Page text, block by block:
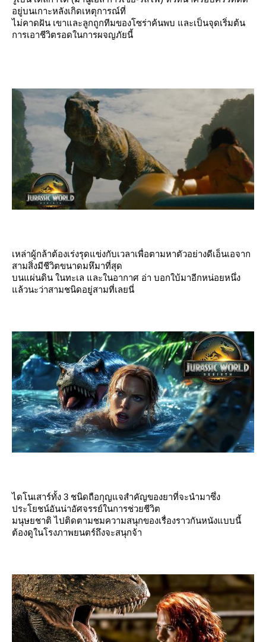
อยู่บนเกาะหลังเกิดเหตุการณ์ที่
ไม่คาดฝัน เขาและลูกถูกทีมของโซร่าค้นพบ และเป็นจุดเริ่มต้น
การเอาชีวิตรอดในการผจญภัยนี้
เหล่าผู้กล้าต้องเร่งรุดแข่งกับเวลาเพื่อตามหาตัวอย่างดีเอ็นเอจาก
สามสิ่งมีชีวิตขนาดมหึมาที่สุด
บนแผ่นดิน ในทะเล และในอากาศ อ่า บอกใบ้มาอีกหน่อยหนึ่ง
ล้วนะว่าสามชนิดอยู่สามที่เลยนี่
ไดโนเสาร์ทั้ง 3 ชนิดถือกุญแจสำคัญของยาที่จะนำมาซึ่ง
ประโยชน์อันน่าอัศจรรย์ในการช่วยชีวิต
มนุษยชาติ ไปติดตามชมความสนุกของเรื่องราวกันหนังแบบนี้
ต้องดูในโรงภาพยนตร์ถึงจะสนุกจ้า